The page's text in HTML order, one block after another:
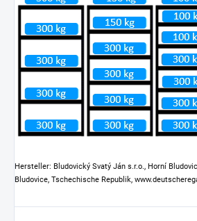
Hersteller: Bludovický Svatý Ján s.r.o., Horní
Bludovice, Tschechische Republik,